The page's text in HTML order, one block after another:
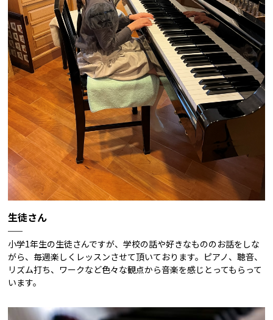
生徒さん
小学1年生の生徒さんですが、学校の話や好きなもののお話をしな
がら、毎週楽しくレッスンさせて頂いております。ピアノ、聴音、
リズム打ち、ワークなど色々な観点から音楽を感じとってもらって
います。